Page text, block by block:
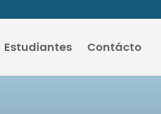
Estudiantes Contácto